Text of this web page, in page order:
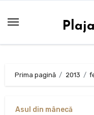
Prima pagină 2013
Asul din mânecă